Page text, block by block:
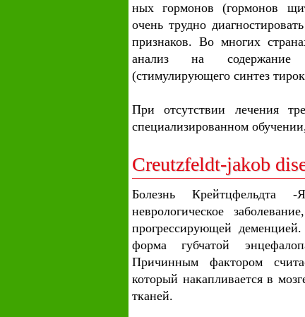
ных гормонов (гормонов
очень трудно
признаков. Во многих
анализ на содержание
(стимулирующего синтез
При отсутствии лечения
специализированном
Creutzfeldt-jakob
Болезнь Крейтцфельдта
неврологическое
прогрессирующей деменцией.
форма губчатой
Причинным фактором
который накапливается в
тканей.